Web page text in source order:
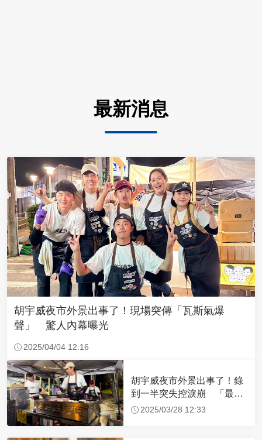
最新消息
胡宇威夜市外景出事了！現場突傳「瓦斯氣爆
聲」 驚人內幕曝光
2025/04/04 12:16
胡宇威夜市外景出事了！錄
到一半突失控淚崩 「最大
導火線」曝光
2025/03/28 12:33